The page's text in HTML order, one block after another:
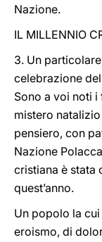
Nazione.
IL MILLENNIO
3. Un
celebrazione
Sono a voi noti
mistero
pensiero, con
Nazione
cristiana è stata
quest’anno.
Un popolo la
eroismo, di